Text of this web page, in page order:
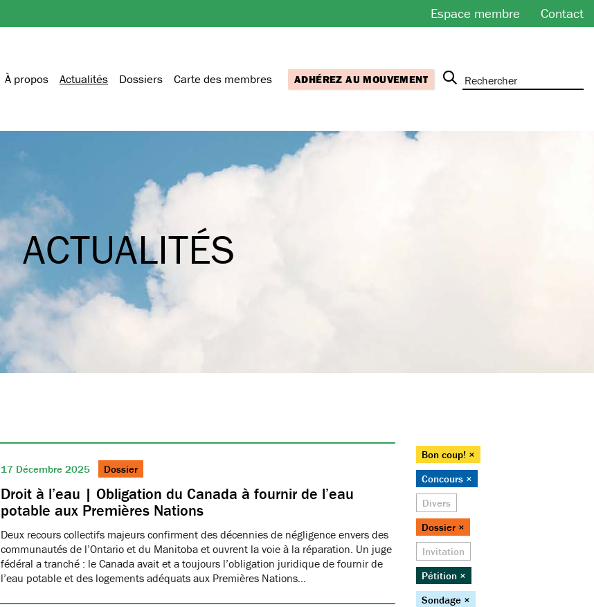
Espace membre Contact
À propos Actualités Dossiers Carte des membres ADHÉREZ AU MOUVEMENT
ACTUALITÉS
17 Décembre 2025 Dossier
Droit à l’eau | Obligation du Canada à fournir de l’eau
potable aux Premières Nations
Deux recours collectifs majeurs confirment des décennies de négligence envers des
communautés de l’Ontario et du Manitoba et ouvrent la voie à la réparation. Un juge
fédéral a tranché : le Canada avait et a toujours l’obligation juridique de fournir de
l’eau potable et des logements adéquats aux Premières Nations…
Bon coup! ×
Concours ×
Divers
Dossier ×
Invitation
Pétition ×
Sondage ×